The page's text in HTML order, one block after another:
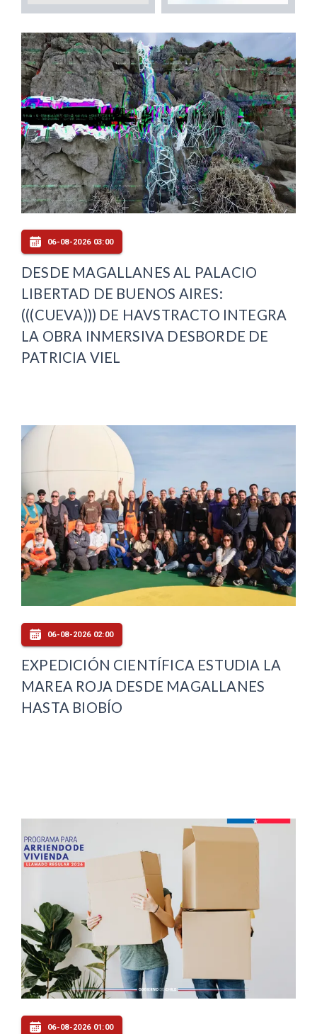
06-08-2026 03:00
DESDE MAGALLANES AL PALACIO
LIBERTAD DE BUENOS AIRES:
(((CUEVA))) DE HAVSTRACTO INTEGRA
LA OBRA INMERSIVA DESBORDE DE
PATRICIA VIEL
06-08-2026 02:00
EXPEDICIÓN CIENTÍFICA ESTUDIA LA
MAREA ROJA DESDE MAGALLANES
HASTA BIOBÍO
06-08-2026 01:00